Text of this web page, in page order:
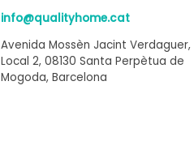
info@qualityhome.cat
Avenida Mossèn Jacint Verdaguer,
Local 2, 08130 Santa Perpètua de
Mogoda, Barcelona